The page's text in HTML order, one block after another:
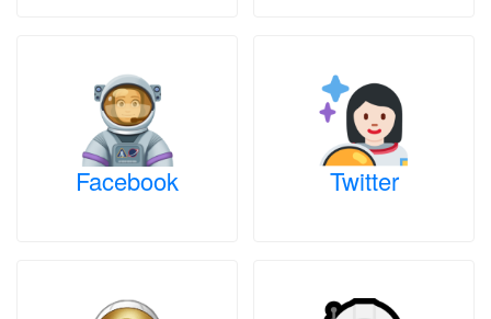
Facebook Twitter